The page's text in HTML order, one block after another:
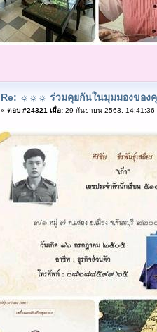
Re: ☼☼☼ ร่วมคุยกันในมุมมองของ
« ตอบ #24321 เมื่อ:29 กันยายน 2563, 14:41:36